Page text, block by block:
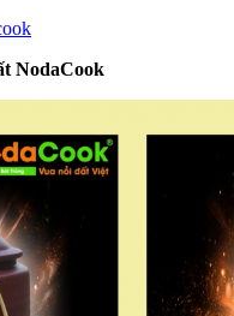
NodaCook